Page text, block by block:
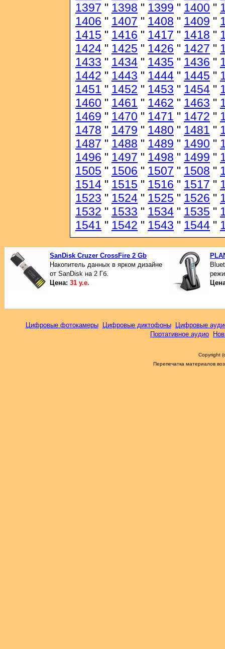
1397 " 1398 " 1399 " 1400 "
1406 " 1407 " 1408 " 1409 "
1415 " 1416 " 1417 " 1418 "
1424 " 1425 " 1426 " 1427 "
1433 " 1434 " 1435 " 1436 "
1442 " 1443 " 1444 " 1445 "
1451 " 1452 " 1453 " 1454 "
1460 " 1461 " 1462 " 1463 "
1469 " 1470 " 1471 " 1472 "
1478 " 1479 " 1480 " 1481 "
1487 " 1488 " 1489 " 1490 "
1496 " 1497 " 1498 " 1499 "
1505 " 1506 " 1507 " 1508 "
1514 " 1515 " 1516 " 1517 "
1523 " 1524 " 1525 " 1526 "
1532 " 1533 " 1534 " 1535 "
1541 " 1542 " 1543 " 1544 "
SanDisk Cruzer CrossFire 2 Gb
Накопитель данных в ярком дизайне
от SanDisk на 2 Гб.
Цена: 31 у.е.
Цифровые фотокамеры Цифровые диктофоны
Цифровые
Портативное аудио
Copyright
Перепечатка материалов